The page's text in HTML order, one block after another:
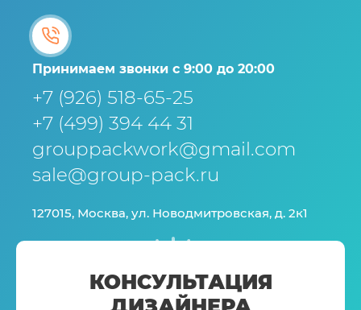
Принимаем звонки с 9:00 до 20:00
+7 (926) 518-65-25
+7 (499) 394 44 31
grouppackwork@gmail.com
sale@group-pack.ru
127015, Москва, ул. Новодмитровская, д. 2к1
КОНСУЛЬТАЦИЯ